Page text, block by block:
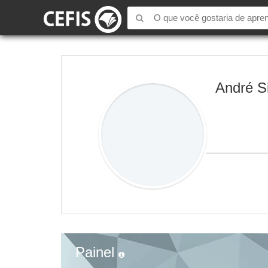
André
Painel